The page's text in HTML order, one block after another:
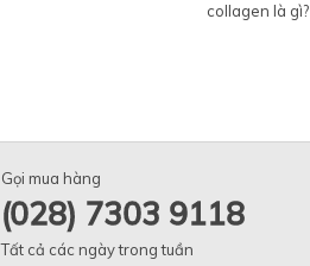
collagen là gì?
Gọi mua hàng
(028) 7303 9118
Tất cả các ngày trong tuần